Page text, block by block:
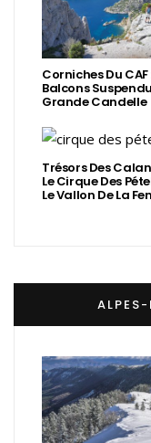
Corniches Du CAF
Balcons
Grande Candelle
Trésors Des
Le Cirque Des
Le Vallon De La